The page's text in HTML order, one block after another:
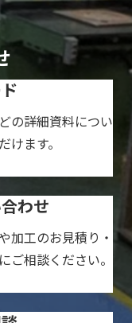
の詳細資料につい
ます。
わせ
加工のお見積り・
ご相談ください。